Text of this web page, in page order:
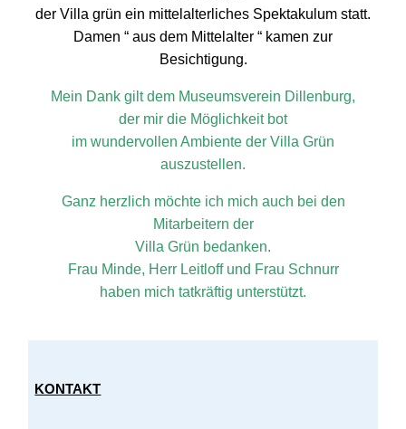
der Villa grün ein mittelalterliches Spektakulum statt.
Damen “ aus dem Mittelalter “ kamen zur
Besichtigung.
Mein Dank gilt dem Museumsverein Dillenburg,
der mir die Möglichkeit bot
im wundervollen Ambiente der Villa Grün
auszustellen.
Ganz herzlich möchte ich mich auch bei den
Mitarbeitern der
Villa Grün bedanken.
Frau Minde, Herr Leitloff und Frau Schnurr
haben mich tatkräftig unterstützt.
KONTAKT